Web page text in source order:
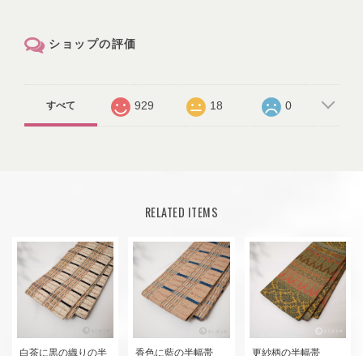
ショップの評価
すべて 929 18 0
RELATED ITEMS
白茶に黒の織りの半
香色に藍の半幅帯 更紗柄の半幅帯